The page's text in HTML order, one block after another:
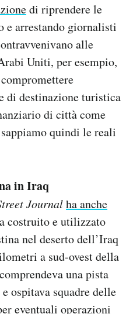
di riprendere le
e arrestando giornalisti
alle
Uniti, per esempio,
di destinazione turistica
di città come
quindi le reali
in Iraq
Journalha anche
costruito e utilizzato
nel deserto dell’Iraq
a sud-ovest della
una pista
ospitava squadre delle
eventuali operazioni